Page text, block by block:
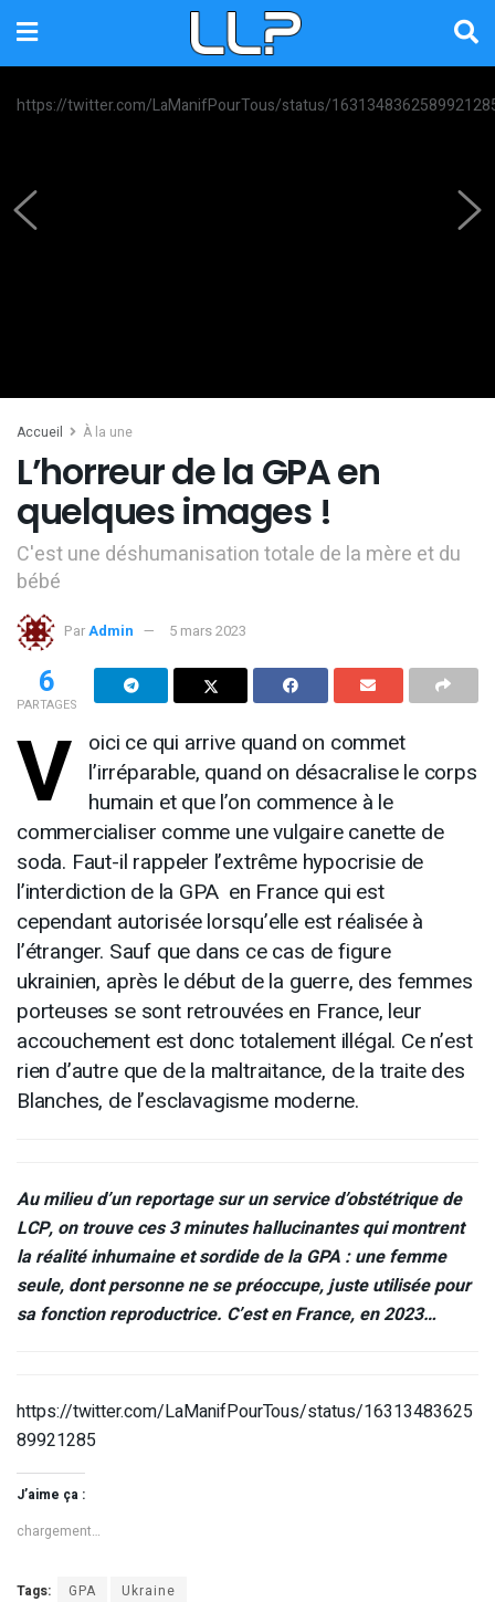
https://twitter.com/LaManifPourTous/status/
Accueil À la une
L’horreur de la GPA en
quelques images !
C'est une déshumanisation totale de la mère et du
bébé
ParAdmin 5 mars 2023
6
PARTAGES
V oici ce qui arrive quand on commet
l’irréparable, quand on désacralise le corps
humain et que l’on commence à le
commercialiser comme une vulgaire canette de
soda. Faut-il rappeler l’extrême hypocrisie de
l’interdiction de la GPA en France qui est
cependant autorisée lorsqu’elle est réalisée à
l’étranger. Sauf que dans ce cas de figure
ukrainien, après le début de la guerre, des femmes
porteuses se sont retrouvées en France, leur
accouchement est donc totalement illégal. Ce n’est
rien d’autre que de la maltraitance, de la traite des
Blanches, de l’esclavagisme moderne.
Au milieu d’un reportage sur un service d’obstétrique de
LCP, on trouve ces 3 minutes hallucinantes qui montrent
la réalité inhumaine et sordide de laGPA : une femme
seule, dont personne ne se préoccupe, juste utilisée pour
sa fonction reproductrice. C’est en France, en 2023…
https://twitter.com/LaManifPourTous/status/16313483625
89921285
J’aime ça :
chargement…
Tags: GPA Ukraine